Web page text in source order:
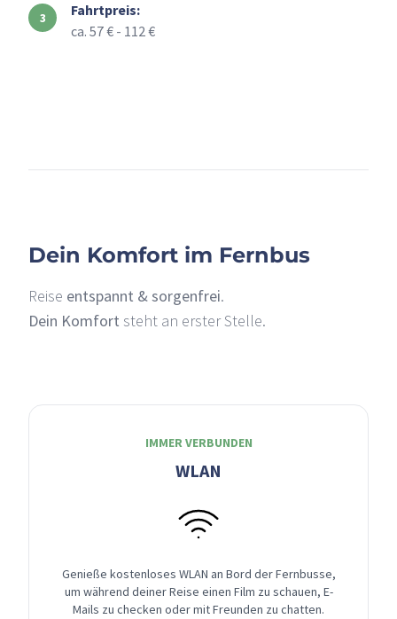
Fahrtpreis:
ca. 57 € - 112 €
Dein Komfort im Fernbus
Reise entspannt & sorgenfrei.
Dein Komfort steht an erster Stelle.
IMMER VERBUNDEN
WLAN
Genieße kostenloses WLAN an Bord der Fernbusse,
um während deiner Reise einen Film zu schauen, E-
Mails zu checken oder mit Freunden zu chatten.